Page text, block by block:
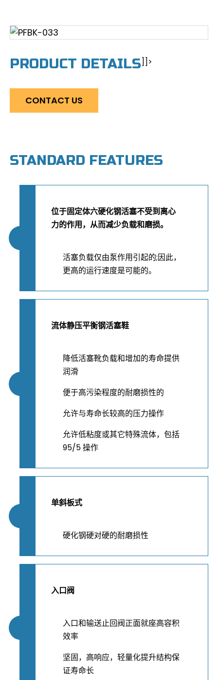
PRODUCT DETAILS]]>
CONTACT US
STANDARD FEATURES
位于固定体六硬化钢活塞不受到离心
力的作用，从而减少负载和磨损。
活塞负载仅由泵作用引起的;因此，
更高的运行速度是可能的。
流体静压平衡钢活塞鞋
降低活塞靴负载和增加的寿命提供
润滑
便于高污染程度的耐磨损性的
允许与寿命长较高的压力操作
允许低粘度或其它特殊流体，包括
95/5 操作
单斜板式
硬化钢硬对硬的耐磨损性
入口阀
入口和输送止回阀正面就座高容积
效率
坚固，高响应，轻量化提升结构保
证寿命长